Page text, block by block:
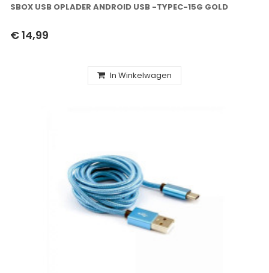
SBOX USB OPLADER ANDROID USB -TYPEC-15G GOLD
€ 14,99
In Winkelwagen